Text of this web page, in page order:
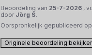
Beoordeling van 25-7-2026 ,
door Jörg S.
Oorspronkelijk gepubliceerd
Originele beoordeling